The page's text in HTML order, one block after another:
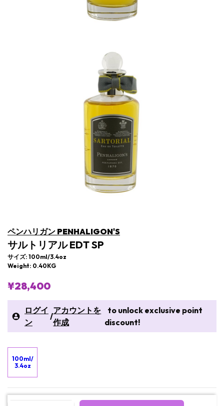
ペンハリガン PENHALIGON'S
サルトリアル EDT SP
サイズ: 100ml/3.4oz
Weight: 0.40KG
¥28,400
ログイ
ン
/
アカウントを
作成
to unlock exclusive point
discount!
100ml/
3.4oz